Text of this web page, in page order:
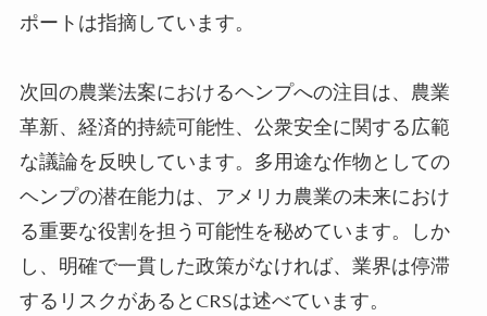
ポートは指摘しています。
次回の農業法案におけるヘンプへの注目は、農業
革新、経済的持続可能性、公衆安全に関する広範
な議論を反映しています。多用途な作物としての
ヘンプの潜在能力は、アメリカ農業の未来におけ
る重要な役割を担う可能性を秘めています。しか
し、明確で一貫した政策がなければ、業界は停滞
するリスクがあるとCRSは述べています。